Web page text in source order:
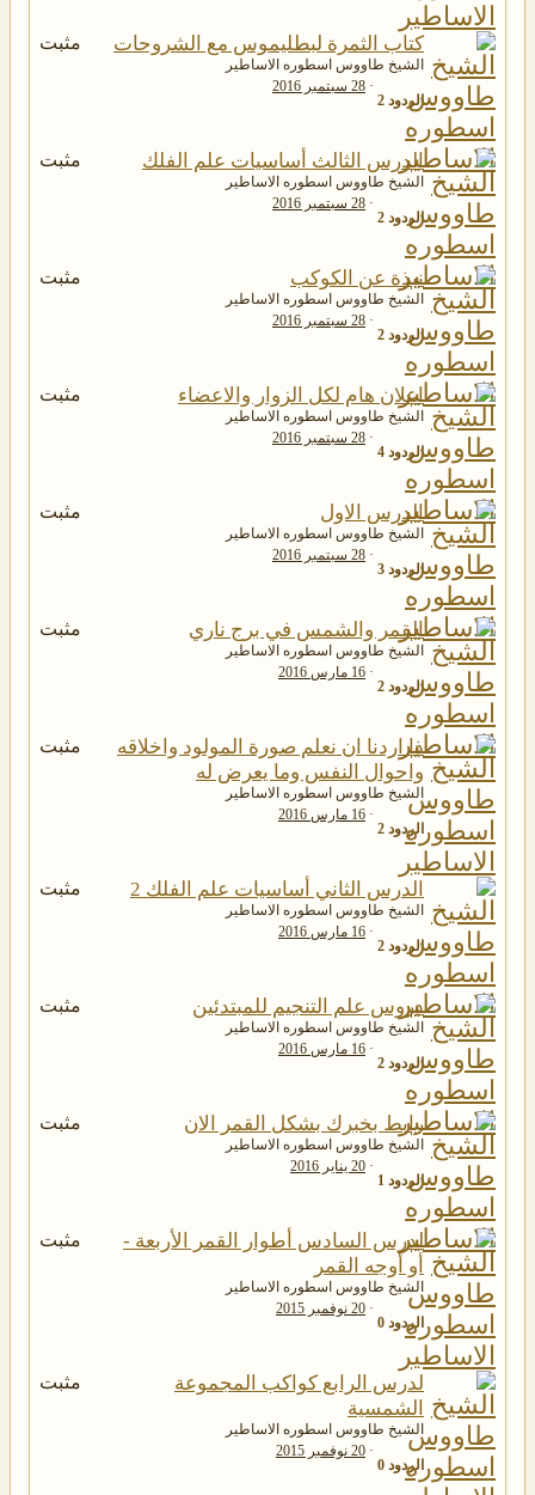
مثبت كتاب الثمرة لبطليموس مع الشروحات
الشيخ طاووس اسطوره الاساطير
الردود 2
28 سبتمبر 2016
مثبت الدرس الثالث أساسيات علم الفلك
الشيخ طاووس اسطوره الاساطير
الردود 2
28 سبتمبر 2016
مثبت نبذة عن الكوكب
الشيخ طاووس اسطوره الاساطير
الردود 2
28 سبتمبر 2016
مثبت اعلان هام لكل الزوار والاعضاء
الشيخ طاووس اسطوره الاساطير
الردود 4
28 سبتمبر 2016
مثبت الدرس الاول
الشيخ طاووس اسطوره الاساطير
الردود 3
28 سبتمبر 2016
مثبت القمر والشمس في برج ناري
الشيخ طاووس اسطوره الاساطير
الردود 2
16 مارس 2016
مثبت
ذا اردنا ان نعلم صورة المولود واخلاقه
واحوال النفس وما يعرض له
الشيخ طاووس اسطوره الاساطير
الردود 2
16 مارس 2016
مثبت الدرس الثاني أساسيات علم الفلك 2
الشيخ طاووس اسطوره الاساطير
الردود 2
16 مارس 2016
مثبت دروس علم التنجيم للمبتدئين
الشيخ طاووس اسطوره الاساطير
الردود 2
16 مارس 2016
مثبت رابط بخبرك بشكل القمر الان
الشيخ طاووس اسطوره الاساطير
الردود 1
20 يناير 2016
مثبت
لدرس السادس أطوار القمر الأربعة -
أو أوجه القمر
الشيخ طاووس اسطوره الاساطير
الردود 0
20 نوفمبر 2015
مثبت
لدرس الرابع كواكب المجموعة
الشمسية
الشيخ طاووس اسطوره الاساطير
الردود 0
20 نوفمبر 2015